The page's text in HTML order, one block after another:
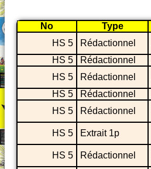
No Type
HS 5
Rédactionnel
HS 5
Rédactionnel
HS 5
Rédactionnel
HS 5
Rédactionnel
HS 5
Rédactionnel
HS 5 Extrait 1p
HS 5
Rédactionnel